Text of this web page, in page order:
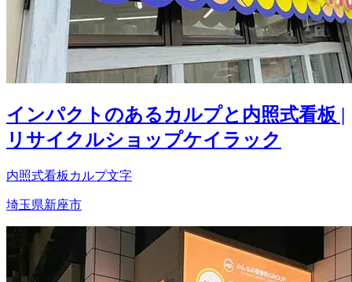
インパクトのあるカルプと内照式看板 |
リサイクルショップケイラック
内照式看板 カルプ文字
埼玉県新座市